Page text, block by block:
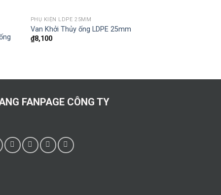
PHỤ KIỆN LDPE 25MM
Van Khởi Thủy ống LDPE 25mm
₫8,100
FANPAGE CÔNG TY